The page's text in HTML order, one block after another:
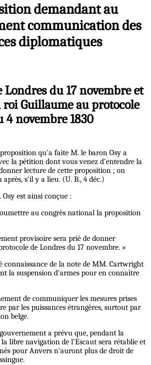
demandant au
communication des
diplomatiques
Londres du 17 novembre et
roi Guillaume au protocole
4 novembre 1830
qu'a faite M. le baron Osy a
la pétition dont vous venez d'entendre la
lecture de cette proposition ; on
s'il y a lieu. (U. B., 4 déc.)
est ainsi conçue :
au congrès national la proposition
provisoire sera prié de donner
de Londres du 17 novembre. »
connaissance de la note de MM. Cartwright
la suspension d'armes pour en connaître
de communiquer les mesures prises
par les puissances étrangères, surtout par
belge.
a prévu que, pendant la
la libre navigation de l'Escaut sera rétablie et
pour Anvers n'auront plus de droit de